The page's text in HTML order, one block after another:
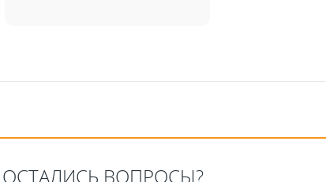
ОСТАЛИСЬ ВОПРОСЫ?